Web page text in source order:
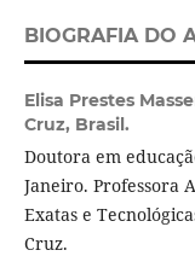
BIOGRAFIA DO
Elisa Prestes
Cruz, Brasil.
Doutora em
Janeiro. Professora
Exatas e
Cruz.